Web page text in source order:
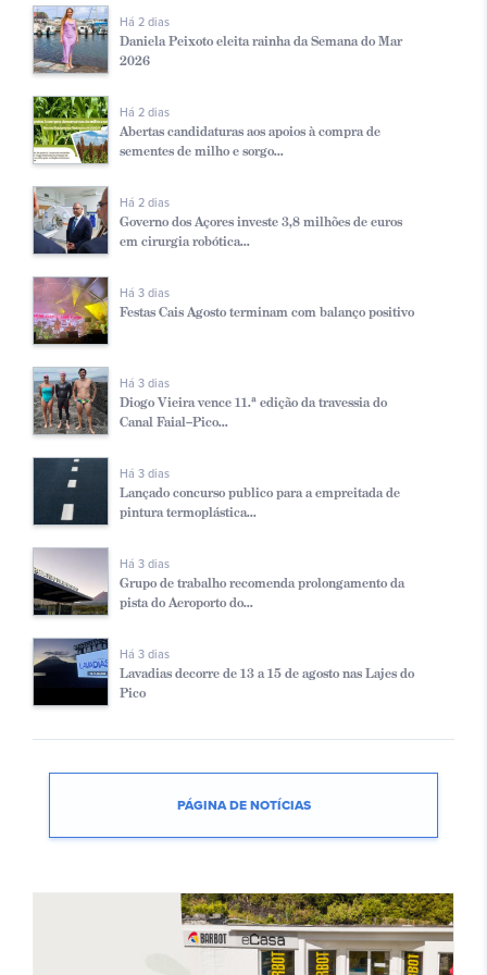
Há 2 dias
Daniela Peixoto eleita rainha da Semana do Mar
2026
Há 2 dias
Abertas candidaturas aos apoios à compra de
sementes de milho e sorgo...
Há 2 dias
Governo dos Açores investe 3,8 milhões de euros
em cirurgia robótica...
Há 3 dias
Festas Cais Agosto terminam com balanço positivo
Há 3 dias
Diogo Vieira vence 11.ª edição da travessia do
Canal Faial–Pico...
Há 3 dias
Lançado concurso publico para a empreitada de
pintura termoplástica...
Há 3 dias
Grupo de trabalho recomenda prolongamento da
pista do Aeroporto do...
Há 3 dias
Lavadias decorre de 13 a 15 de agosto nas Lajes do
Pico
PÁGINA DE NOTÍCIAS